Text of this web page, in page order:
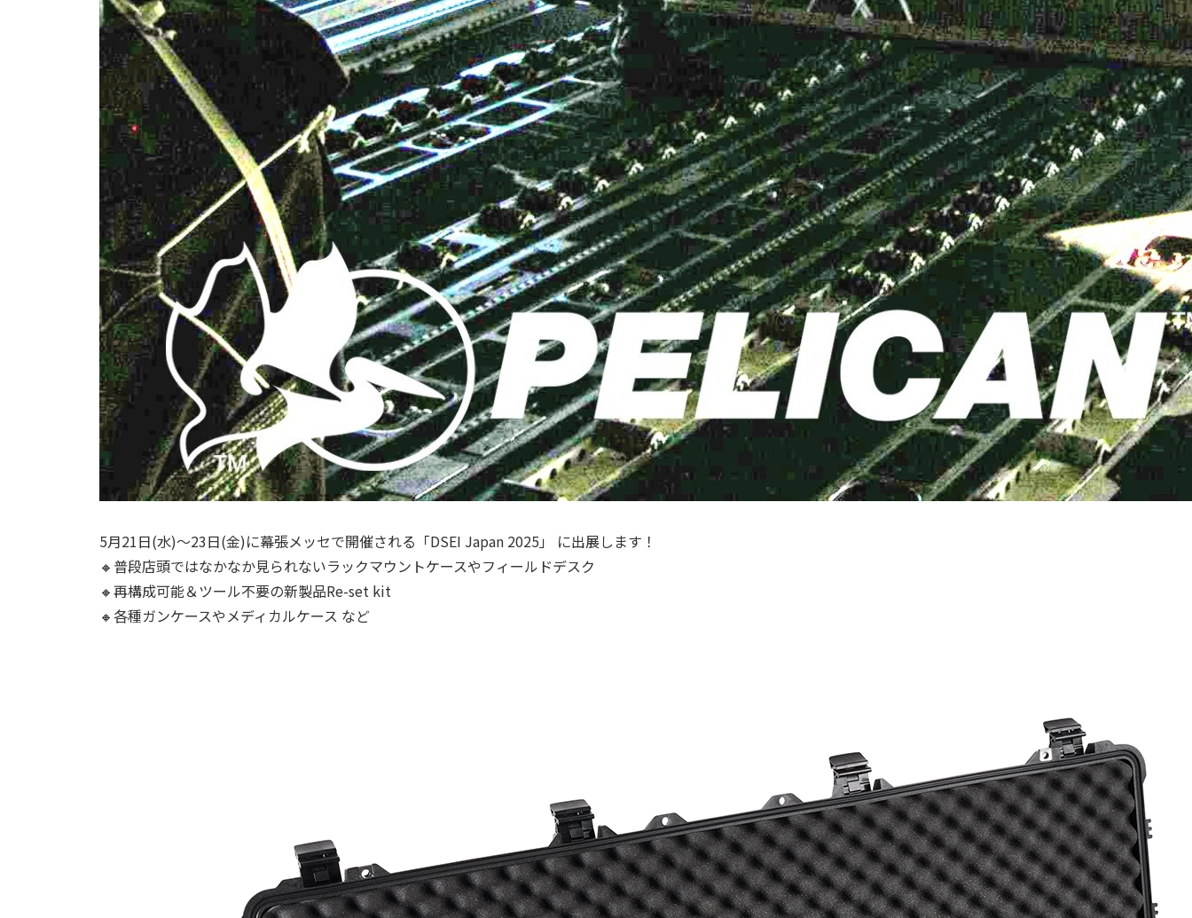
5月21日(水)～23日(金)に幕張メッセで開催される「DSEI Japan 2025 」 に出展します！
🔸普段店頭ではなかなか見られないラックマウントケースやフィールドデスク
🔸再構成可能＆ツール不要の新製品Re-set kit
🔸各種ガンケースやメディカルケース など